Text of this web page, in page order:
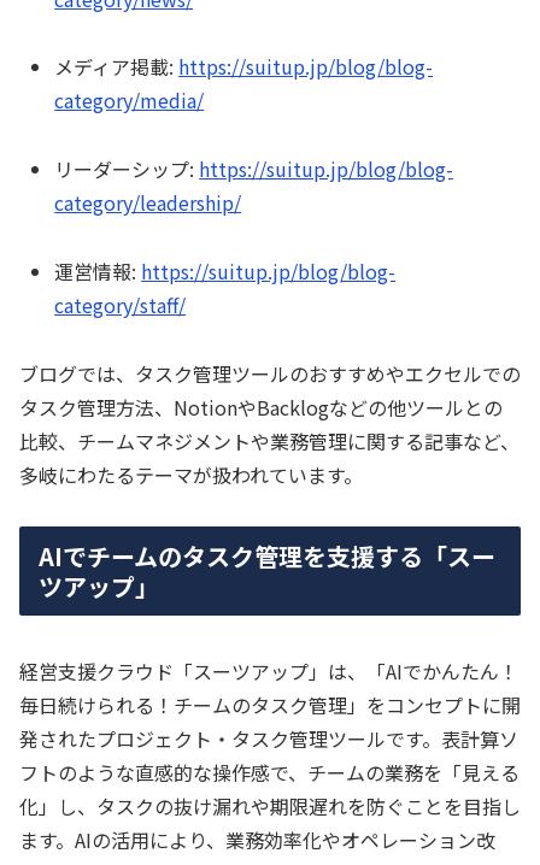
メディア掲載: https://suitup.jp/blog/blog-
category/media/
リーダーシップ: https://suitup.jp/blog/blog-
category/leadership/
運営情報: https://suitup.jp/blog/blog-
category/staff/
ブログでは、タスク管理ツールのおすすめやエクセルでの
タスク管理方法、NotionやBacklogなどの他ツールとの
比較、チームマネジメントや業務管理に関する記事など、
多岐にわたるテーマが扱われています。
AIでチームのタスク管理を支援する「スー
ツアップ」
経営支援クラウド「スーツアップ」は、「AIでかんたん！
毎日続けられる！チームのタスク管理」をコンセプトに開
発されたプロジェクト・タスク管理ツールです。表計算ソ
フトのような直感的な操作感で、チームの業務を「見える
化」し、タスクの抜け漏れや期限遅れを防ぐことを目指し
ます。AIの活用により、業務効率化やオペレーション改